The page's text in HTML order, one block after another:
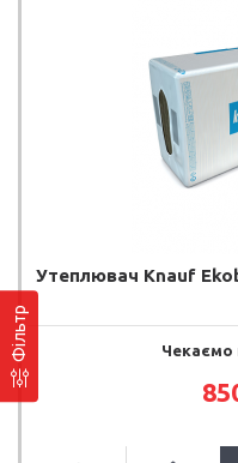
Фільтр
Утеплювач Knauf
Чекаємо